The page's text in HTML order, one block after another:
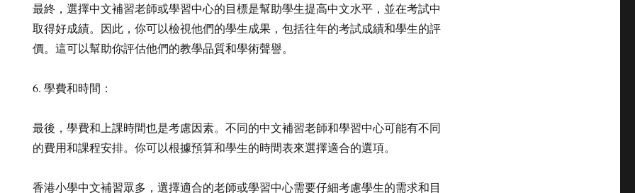
最終，選擇中文補習老師或學習中心的目標是幫助學生提高中文水平，並在考試中
取得好成績。因此，你可以檢視他們的學生成果，包括往年的考試成績和學生的評
價。這可以幫助你評估他們的教學品質和學術聲譽。
6. 學費和時間：
最後，學費和上課時間也是考慮因素。不同的中文補習老師和學習中心可能有不同
的費用和課程安排。你可以根據預算和學生的時間表來選擇適合的選項。
香港小學中文補習眾多，選擇適合的老師或學習中心需要仔細考慮學生的需求和目